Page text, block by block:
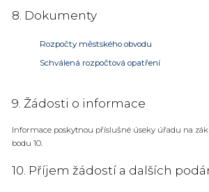
8. Dokumenty
Rozpočty městského obvodu
Schválená rozpočtová opatření
9. Žádosti o informace
Informace poskytnou příslušné úseky úřadu na
bodu 10.
10. Příjem žádostí a dalších